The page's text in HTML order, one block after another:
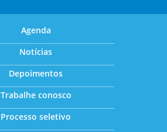
Agenda
Notícias
Depoimentos
Trabalhe conosco
Processo seletivo